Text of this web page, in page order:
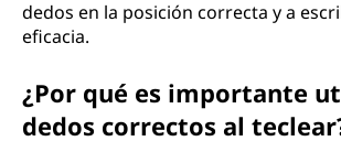
n
dedos en la posición correcta y a
eficacia.
¿Por qué es importante
dedos correctos al